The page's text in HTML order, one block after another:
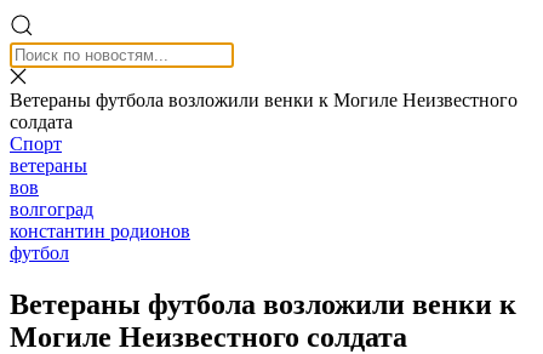
Ветераны футбола возложили венки к Могиле Неизвестного
солдата
Спорт
ветераны
вов
волгоград
константин родионов
футбол
Ветераны футбола возложили венки к
Могиле Неизвестного солдата